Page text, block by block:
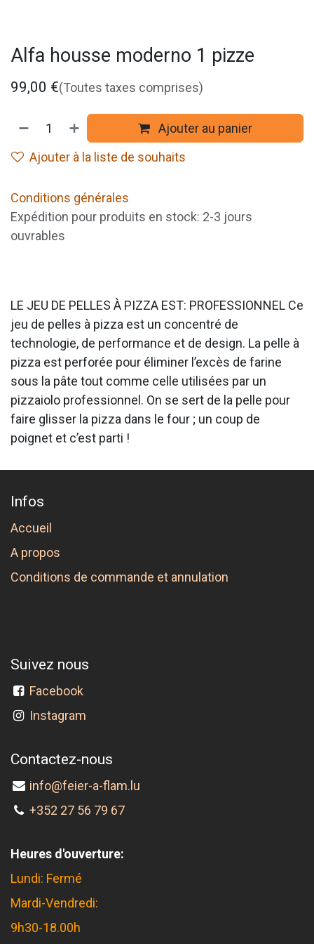
Alfa housse moderno 1 pizze
99,00 €(Toutes taxes comprises)
Ajouter au panier
Ajouter à la liste de souhaits
Conditions générales
Expédition pour produits en stock: 2-3 jours
ouvrables
LE JEU DE PELLES À PIZZA EST: PROFESSIONNEL Ce
jeu de pelles à pizza est un concentré de
technologie, de performance et de design. La pelle à
pizza est perforée pour éliminer l’excès de farine
sous la pâte tout comme celle utilisées par un
pizzaiolo professionnel. On se sert de la pelle pour
faire glisser la pizza dans le four ; un coup de
poignet et c’est parti !
Infos
Accueil
A propos
Conditions de commande et annulation
Suivez nous
Facebook
Instagram
Contactez-nous
info@feier-a-flam.lu
+352 27 56 79 67
Heures d'ouverture:
Lundi: Fermé
Mardi-Vendredi:
9h30-18.00h